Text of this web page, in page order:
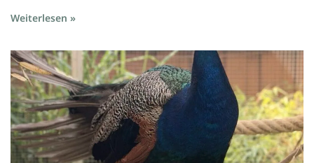
Weiterlesen »